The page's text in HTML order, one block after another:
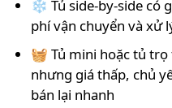
❄️ Tủ side-by-side có
phí vận chuyển và xử
🧺 Tủ mini hoặc tủ
nhưng giá thấp, chủ
bán lại nhanh